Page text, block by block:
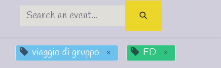
viaggio di gruppo × FD ×